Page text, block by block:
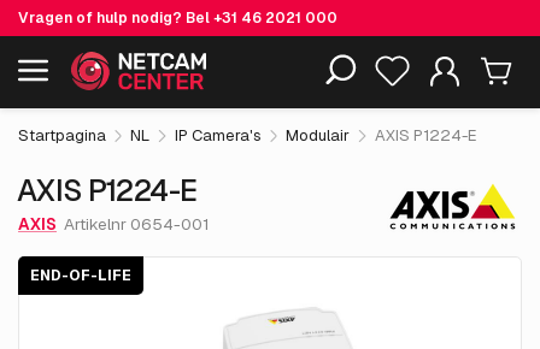
Vragen of hulp nodig? Bel+31 46 2021 000
Inclusief EOL-producten
AXIS P1224-E € 430. 35
excl. BTW
Startpagina NL IP Camera's Modulair AXIS P1224-E
AXIS P1224-E
AXIS Artikelnr 0654-001
END-OF-LIFE